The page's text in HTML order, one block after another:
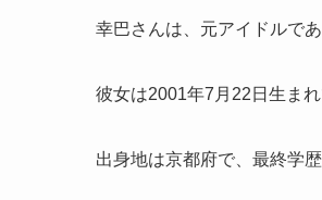
幸巴さんは、元アイドルで
彼女は2001年7月22日生ま
出身地は京都府で、最終学